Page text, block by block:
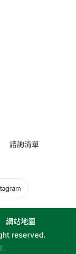
諮詢清單
網站地圖
reserved.
.